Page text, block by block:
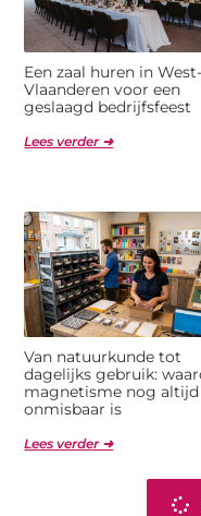
Een zaal huren in West-
Vlaanderen voor een
geslaagd bedrijfsfeest
Lees verder ➜
Van natuurkunde tot
dagelijks gebruik:
magnetisme nog altijd
onmisbaar is
Lees verder ➜